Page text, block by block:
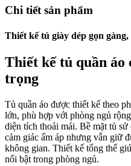
Chi tiết sản phẩm
Thiết kế tủ giày dép gọn
Thiết kế tủ quần áo
trọng
Tủ quần áo được thiết kế theo
lớn, phù hợp với phòng ngủ
diện tích thoải mái. Bề mặt tủ
cảm giác ấm áp nhưng vẫn giữ
không gian. Thiết kế tổng thể
nổi bật trong phòng ngủ.